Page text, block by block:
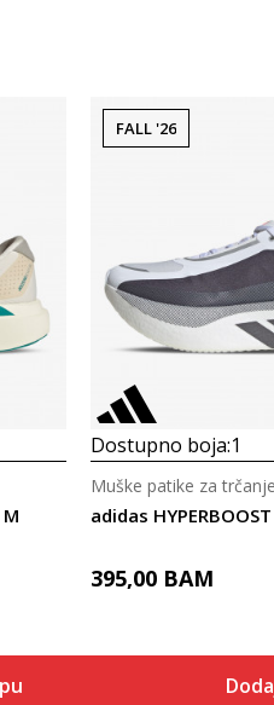
FALL '26
Dostupno boja:1
adidas HYPERBOOST
Muške patike za trčanje
395,00 BAM